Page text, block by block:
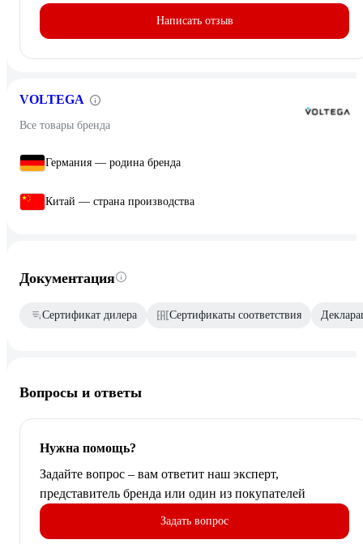
Написать отзыв
VOLTEGA
Все товары бренда
Германия — родина бренда
Китай — страна производства
Документация
Сертификат дилера Сертификаты соответствия
Вопросы и ответы
Нужна помощь?
Задайте вопрос – вам ответит наш эксперт,
представитель бренда или один из покупателей
Задать вопрос